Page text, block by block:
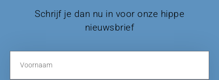
Schrijf je dan nu in voor onze hippe
nieuwsbrief